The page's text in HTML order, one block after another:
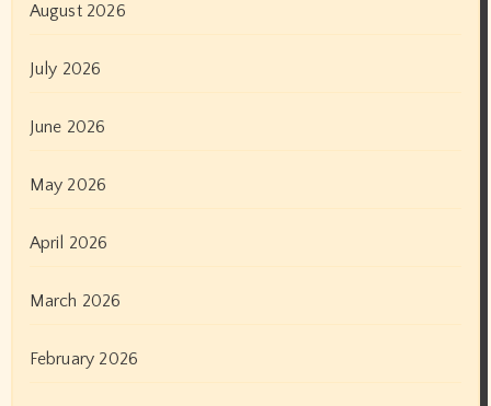
August 2026
July 2026
June 2026
May 2026
April 2026
March 2026
February 2026